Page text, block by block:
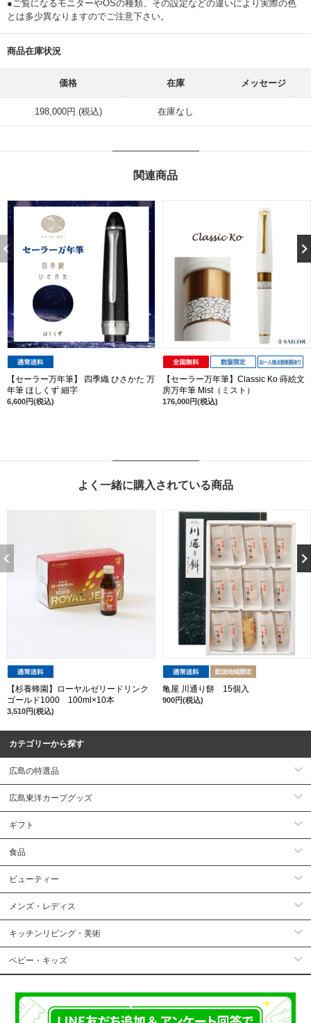
●ご覧になるモニターやOSの種類、その設定などの違いにより実際の色
とは多少異なりますのでご注意下さい。
商品在庫状況
価格 在庫 メッセージ
198,000円 (税込) 在庫なし
関連商品
【セーラー万年筆】 四季織 ひさかた 万
年筆 ほしくず 細字
6,600円(税込)
【セーラー万年筆】Classic Ko 蒔絵文
房万年筆 Mist（ミスト）
176,000円(税込)
よく一緒に購入されている商品
【杉養蜂園】ローヤルゼリードリンク
ゴールド1000 100ml×10本
3,510円(税込)
亀屋 川通り餅 15個入
900円(税込)
カテゴリーから探す
広島の特選品
広島東洋カープグッズ
ギフト
食品
ビューティー
メンズ・レディス
キッチンリビング・美術
ベビー・キッズ